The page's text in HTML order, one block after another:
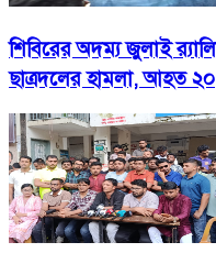
শিবিরের অদম্য জুলাই
ছাত্রদলের হামলা, আহত ২০